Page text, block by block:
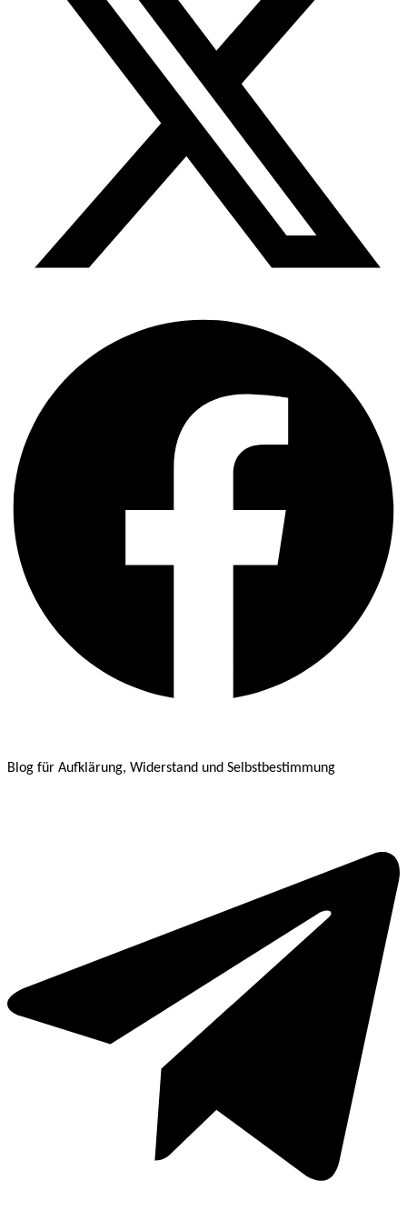
Blog für Aufklärung, Widerstand und Selbstbestimmung